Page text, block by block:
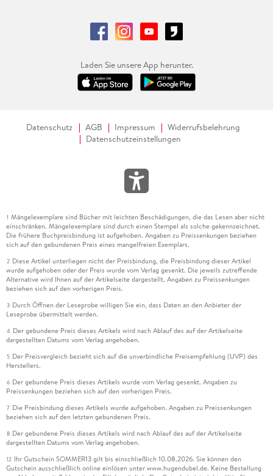
Laden Sie unsere App herunter.
Datenschutz AGB Impressum
Widerrufsbelehrung
Datenschutzeinstellungen
1 Mängelexemplare sind Bücher mit leichten Beschädigungen, die das Lesen aber nicht
einschränken. Mängelexemplare sind durch einen Stempel als solche gekennzeichnet.
Die frühere Buchpreisbindung ist aufgehoben. Angaben zu Preissenkungen beziehen
sich auf den gebundenen Preis eines mangelfreien Exemplars.
2 Diese Artikel unterliegen nicht der Preisbindung, die Preisbindung dieser Artikel
wurde aufgehoben oder der Preis wurde vom Verlag gesenkt. Die jeweils zutreffende
Alternative wird Ihnen auf der Artikelseite dargestellt. Angaben zu Preissenkungen
beziehen sich auf den vorherigen Preis.
3 Durch Öffnen der Leseprobe willigen Sie ein, dass Daten an den Anbieter der
Leseprobe übermittelt werden.
4 Der gebundene Preis dieses Artikels wird nach Ablauf des auf der Artikelseite
dargestellten Datums vom Verlag angehoben.
5 Der Preisvergleich bezieht sich auf die unverbindliche Preisempfehlung (UVP) des
Herstellers.
6 Der gebundene Preis dieses Artikels wurde vom Verlag gesenkt. Angaben zu
Preissenkungen beziehen sich auf den vorherigen Preis.
7 Die Preisbindung dieses Artikels wurde aufgehoben. Angaben zu Preissenkungen
beziehen sich auf den letzten gebundenen Preis.
8 Der gebundene Preis dieses Artikels wird nach Ablauf des auf der Artikelseite
dargestellten Datums vom Verlag angehoben.
12 Ihr Gutschein SOMMER13 gilt bis einschließlich 10.08.2026. Sie können den
Gutschein ausschließlich online einlösen unter www.hugendubel.de. Keine Bestellung